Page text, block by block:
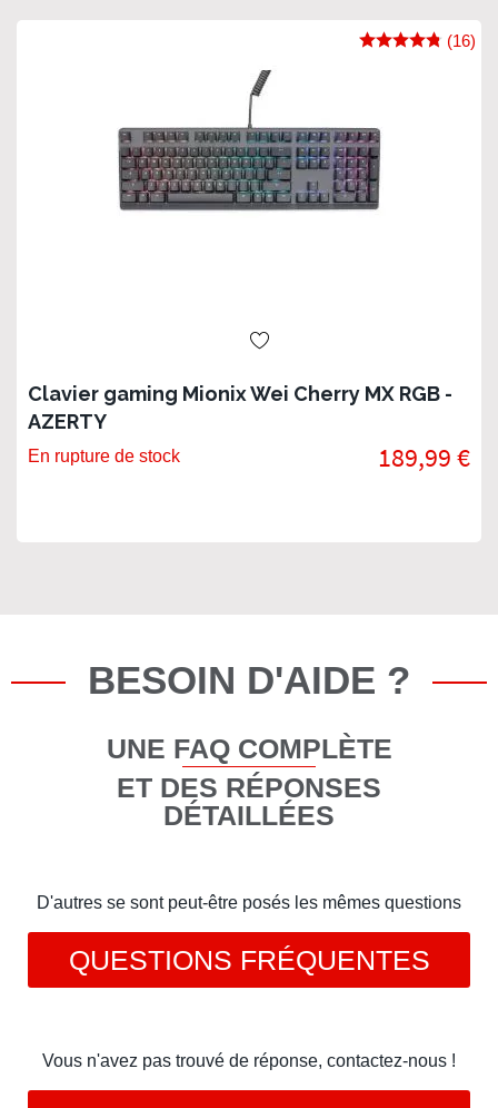
Clavier gaming Mionix Wei Cherry MX RGB -
AZERTY
(16)
En rupture de stock 189,99 €
BESOIN D'AIDE ?
UNE FAQ COMPLÈTE
ET DES RÉPONSES
DÉTAILLÉES
D'autres se sont peut-être posés les mêmes questions
QUESTIONS FRÉQUENTES
Vous n'avez pas trouvé de réponse, contactez-nous !